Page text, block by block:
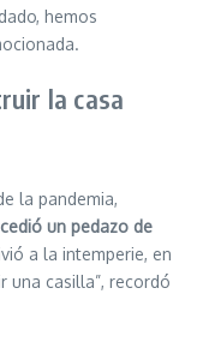
hemos
la casa
la pandemia,
un pedazo de
a la intemperie, en
una casilla”, recordó